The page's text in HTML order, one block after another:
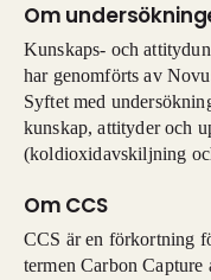
Om
Kunskaps- och
har genomförts av
Syftet med
kunskap, attityder och
(koldioxidavskiljning
Om CCS
CCS är en förkortning
termen Carbon Capture